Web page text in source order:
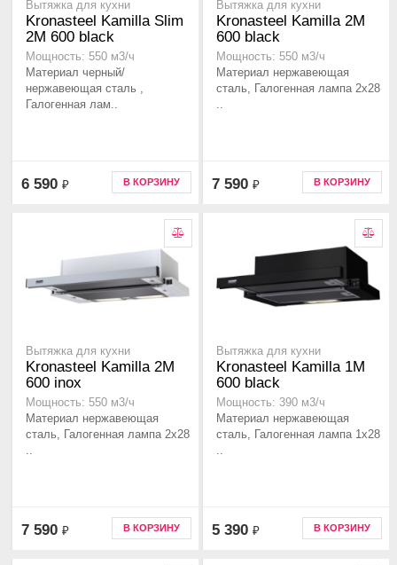
Вытяжка для кухни
Kronasteel Kamilla Slim
2M 600 black
Мощность: 550 м3/ч
Материал черный/
нержавеющая сталь ,
Галогенная лам..
6 590 ₽ В КОРЗИНУ
Вытяжка для кухни
Kronasteel Kamilla 2M
600 black
Мощность: 550 м3/ч
Материал нержавеющая
сталь, Галогенная лампа 2x28
..
7 590 ₽ В КОРЗИНУ
Вытяжка для кухни
Kronasteel Kamilla 2M
600 inox
Мощность: 550 м3/ч
Материал нержавеющая
сталь, Галогенная лампа 2x28
..
7 590 ₽ В КОРЗИНУ
Вытяжка для кухни
Kronasteel Kamilla 1M
600 black
Мощность: 390 м3/ч
Материал нержавеющая
сталь, Галогенная лампа 1x28
..
5 390 ₽ В КОРЗИНУ